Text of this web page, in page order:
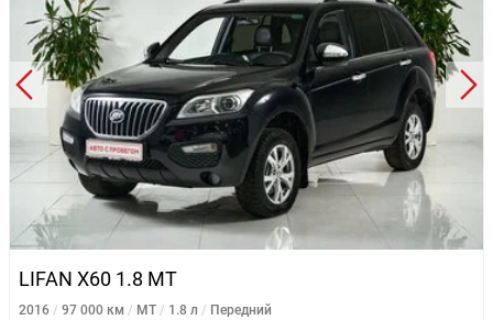
LIFAN X60 1.8 MT
2016 97 000 км MT 1.8 л Передний